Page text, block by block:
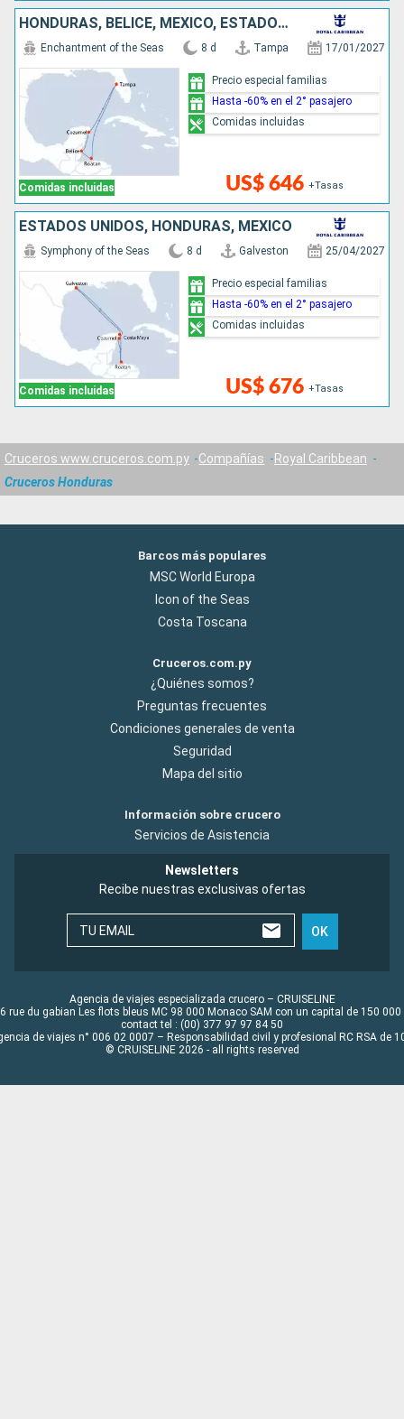
HONDURAS, BELICE, MÉXICO, ESTADOS UNIDOS
Comidas incluidas
Enchantment of the Seas 8 d Tampa 17/01/2027
US$ 646 +Tasas
Precio especial familias
Hasta -60% en el 2° pasajero
Comidas incluidas
ESTADOS UNIDOS, HONDURAS, MÉXICO
Comidas incluidas
Symphony of the Seas 8 d Galveston 25/04/2027
US$ 676 +Tasas
Precio especial familias
Hasta -60% en el 2° pasajero
Comidas incluidas
Cruceros www.cruceros.com.py Compañías
Royal Caribbean
Cruceros Honduras
Barcos más populares
MSC World Europa
Icon of the Seas
Costa Toscana
Cruceros.com.py
¿Quiénes somos?
Preguntas frecuentes
Condiciones generales de venta
Seguridad
Mapa del sitio
Información sobre crucero
Servicios de Asistencia
Newsletters
Recibe nuestras exclusivas ofertas
TU EMAIL OK
Agencia de viajes especializada crucero – CRUISELINE
rue du gabian Les flots bleus MC 98 000 Monaco SAM con un capital de 150 000
contact tel : (00) 377 97 97 84 50
de viajes n° 006 02 0007 – Responsabilidad civil y profesional RC RSA de
© CRUISELINE 2026 - all rights reserved